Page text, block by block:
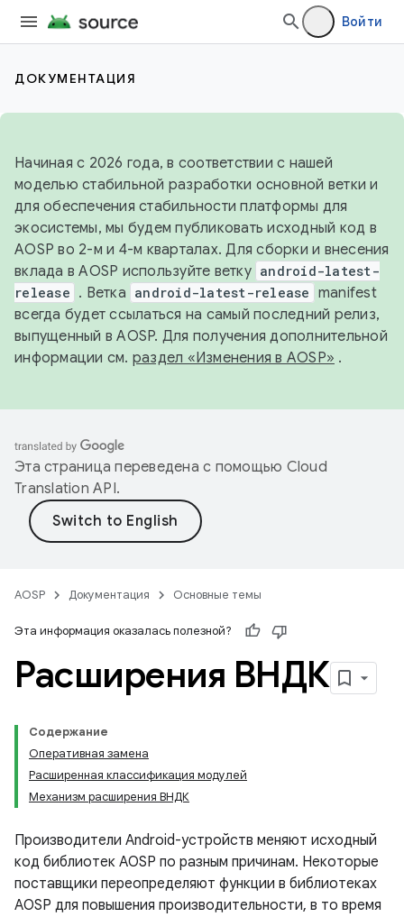
Войти
ДОКУМЕНТАЦИЯ
Начиная с 2026 года, в соответствии с нашей
моделью стабильной разработки основной ветки и
для обеспечения стабильности платформы для
экосистемы, мы будем публиковать исходный код в
AOSP во 2-м и 4-м кварталах. Для сборки и внесения
вклада в AOSP используйте ветку android-latest-
release . Ветка android-latest-release manifest
всегда будет ссылаться на самый последний релиз,
выпущенный в AOSP. Для получения дополнительной
информации см. раздел «Изменения в AOSP» .
Эта страница переведена с помощью Cloud
Translation API.
AOSP Документация Основные темы
Эта информация оказалась полезной?
Расширения ВНДК
Содержание
Оперативная замена
Расширенная классификация модулей
Механизм расширения ВНДК
Производители Android-устройств меняют исходный
код библиотек AOSP по разным причинам. Некоторые
поставщики переопределяют функции в библиотеках
AOSP для повышения производительности, в то время